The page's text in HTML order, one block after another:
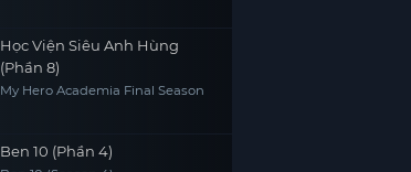
Học Viện Siêu Anh Hùng
(Phần 8)
My Hero Academia Final Season
Ben 10 (Phần 4)